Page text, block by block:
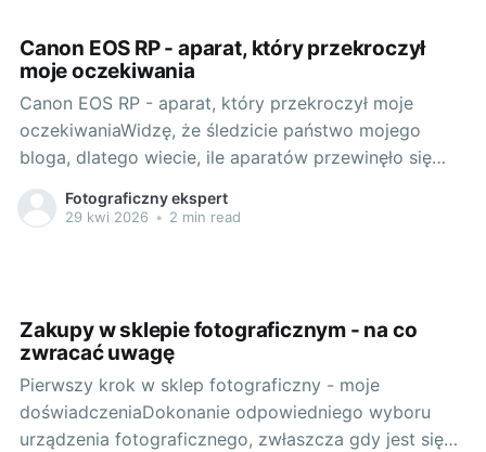
Canon EOS RP - aparat, który przekroczył
moje oczekiwania
Canon EOS RP - aparat, który przekroczył moje
oczekiwaniaWidzę, że śledzicie państwo mojego
bloga, dlatego wiecie, ile aparatów przewinęło się
przez moje ręce. Więc kiedy podchodziłem do testów
nowego Canon EOS RP, miałem pewne oczekiwania.
Fotograficzny ekspert
29 kwi 2026 • 2 min read
Zakupy w sklepie fotograficznym - na co
zwracać uwagę
Pierwszy krok w sklep fotograficzny - moje
doświadczeniaDokonanie odpowiedniego wyboru
urządzenia fotograficznego, zwłaszcza gdy jest się